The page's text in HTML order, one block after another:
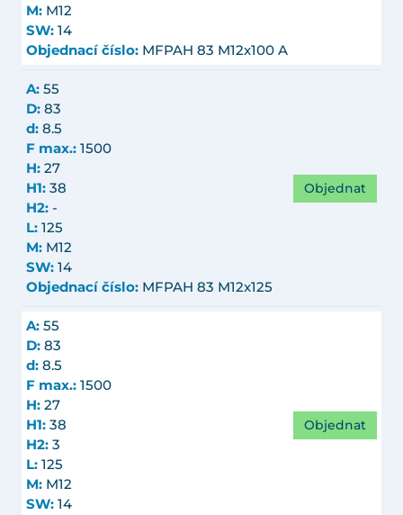
M: M12
SW: 14
Objednací číslo: MFPAH 83 M12x100 A
A: 55
D: 83
d: 8.5
F max.: 1500
H: 27
H1: 38
H2: -
L: 125
M: M12
SW: 14
Objednací číslo: MFPAH 83 M12x125
Objednat
A: 55
D: 83
d: 8.5
F max.: 1500
H: 27
H1: 38
H2: 3
L: 125
M: M12
SW: 14
Objednat